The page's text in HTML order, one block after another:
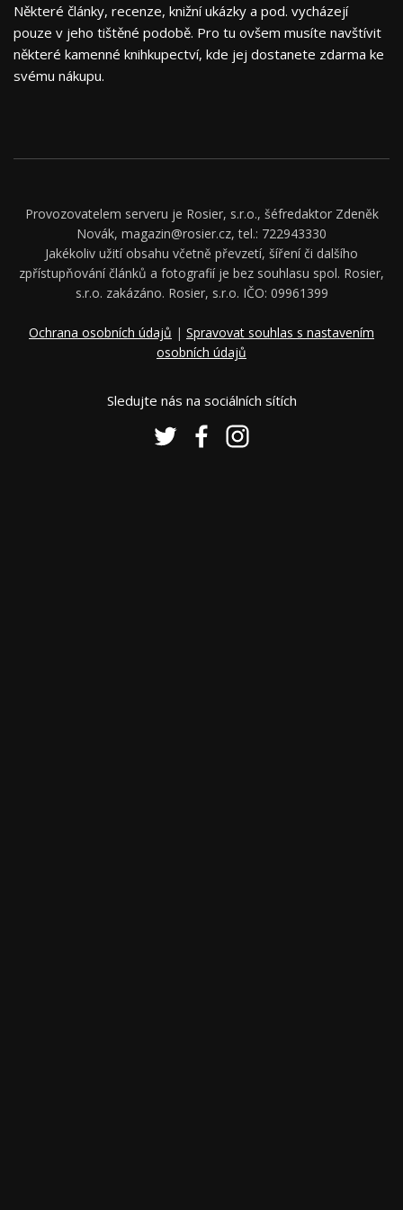
Některé články, recenze, knižní ukázky a pod. vycházejí
pouze v jeho tištěné podobě. Pro tu ovšem musíte navštívit
některé kamenné knihkupectví, kde jej dostanete zdarma ke
svému nákupu.
Provozovatelem serveru je Rosier, s.r.o., šéfredaktor Zdeněk
Novák, magazin@rosier.cz, tel.: 722943330
Jakékoliv užití obsahu včetně převzetí, šíření či dalšího
zpřístupňování článků a fotografií je bez souhlasu spol. Rosier,
s.r.o. zakázáno. Rosier, s.r.o. IČO: 09961399
Ochrana osobních údajů | Spravovat souhlas s nastavením
osobních údajů
Sledujte nás na sociálních sítích